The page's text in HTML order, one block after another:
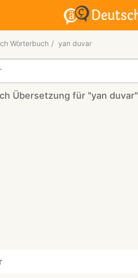
Wörterbuch yan duvar
Übersetzung für "yan duvar"